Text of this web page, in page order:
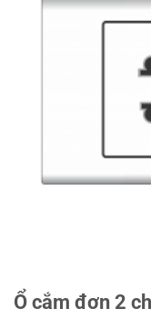
Ổ cắm đơn 2